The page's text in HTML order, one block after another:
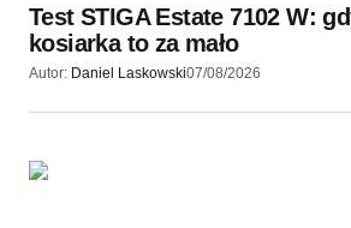
Test STIGA Estate 7102 W:
kosiarka to za mało
Autor: Daniel Laskowski07/08/2026